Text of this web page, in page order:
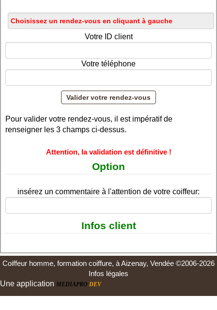
Votre ID client
Votre téléphone
Pour valider votre rendez-vous, il est impératif de
renseigner les 3 champs ci-dessus.
Attention, la validation est définitive !
Option
insérez un commentaire à l'attention de votre coiffeur:
Infos client
Coiffeur homme, formation coiffure, à Aizenay, Vendée ©2006-2026
Infos légales
Une application MEDIAPRO DEV